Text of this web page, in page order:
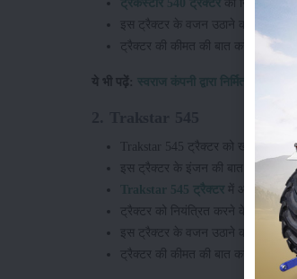
इस ट्रैक्टर के वजन उठाने की क्षमता
ट्रैक्टर की कीमत की बात करे तो इस
ये भी पढ़ें: स्वराज कंपनी द्वारा निर्मित किसानों
Trakstar 545 ट्रैक्टर को खरीद कर
इस ट्रैक्टर के इंजन की बात करे तो इस
Trakstar 545 ट्रैक्टर में आपको
ट्रैक्टर को नियंत्रित करने के लिए
इस ट्रैक्टर के वजन उठाने की क्षमता
ट्रैक्टर की कीमत की बात करे तो इस